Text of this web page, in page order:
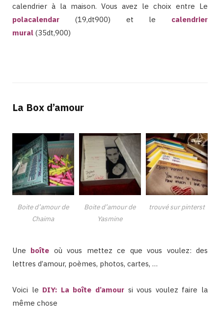
calendrier à la maison. Vous avez le choix entre Le
polacalendar
(19,dt900) et le calendrier
mural (35dt,900)
La Box d’amour
Boite d’amour de
Chaima
Boite d’amour de
Yasmine
trouvé sur pinterst
Une boîte où vous mettez ce que vous voulez: des
lettres d’amour, poèmes, photos, cartes, …
Voici le DIY: La boîte d’amour si vous voulez faire la
même chose